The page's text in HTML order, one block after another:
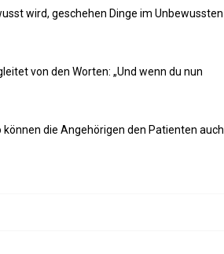
wird, geschehen Dinge im Unbewussten
von den Worten: „Und wenn du nun
die Angehörigen den Patienten auch